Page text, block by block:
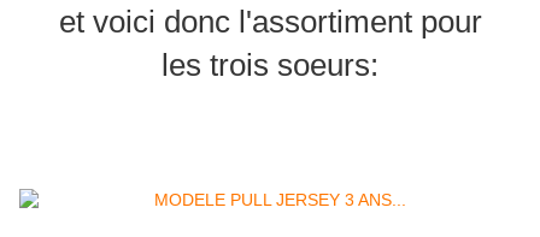
et voici donc l'assortiment pour
les trois soeurs: